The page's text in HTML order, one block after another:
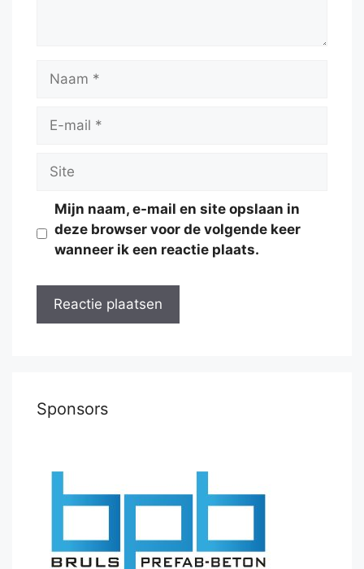
Naam
Site
Mijn naam, e-mail en site opslaan in
deze browser voor de volgende keer
wanneer ik een reactie plaats.
Sponsors